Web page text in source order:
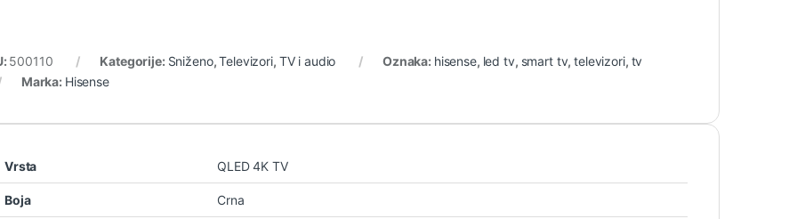
500110 Kategorije: Sniženo,Televizori, TV i audio Oznaka: hisense, led tv, smart tv,televizori, tv
Marka: Hisense
Vrsta QLED 4K TV
Boja Crna